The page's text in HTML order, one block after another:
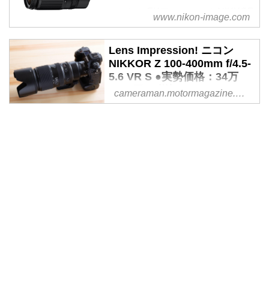
ニコンのFXフォーマットNIKKOR
レンズ「NIKKOR Z 28-75mm
f/2.8」の製品ページ。カメラ、レ
ンズ、アクセサリーなどの製品特
長、主な仕様、撮影サンプル、関
連製品に関する情報も。
www.nikon-image.com
Lens Impression! ニコン
NIKKOR Z 100-400mm f/4.5-
5.6 VR S ●実勢価格：34万
9800円（税込） ●photo＆
text:諏訪光二 - Webカメラマ
cameraman.motormagazine.co.jp